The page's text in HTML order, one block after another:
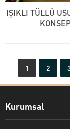
IŞIKLI TÜLLÜ
1 2
Kurumsal